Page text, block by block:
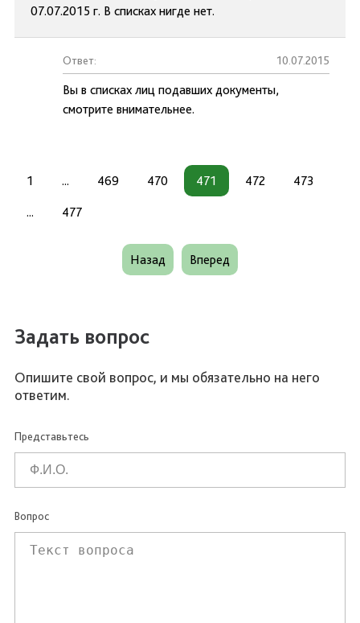
07.07.2015 г. В списках нигде нет.
Ответ: 10.07.2015
Вы в списках лиц подавших документы,
смотрите внимательнее.
1 ... 469 470 471 472 473
... 477
Назад Вперед
Задать вопрос
Опишите свой вопрос, и мы обязательно на него
ответим.
Представьтесь
Вопрос